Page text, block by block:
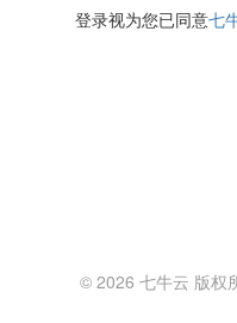
登录视为您已同意七
© 2026 七牛云 版权